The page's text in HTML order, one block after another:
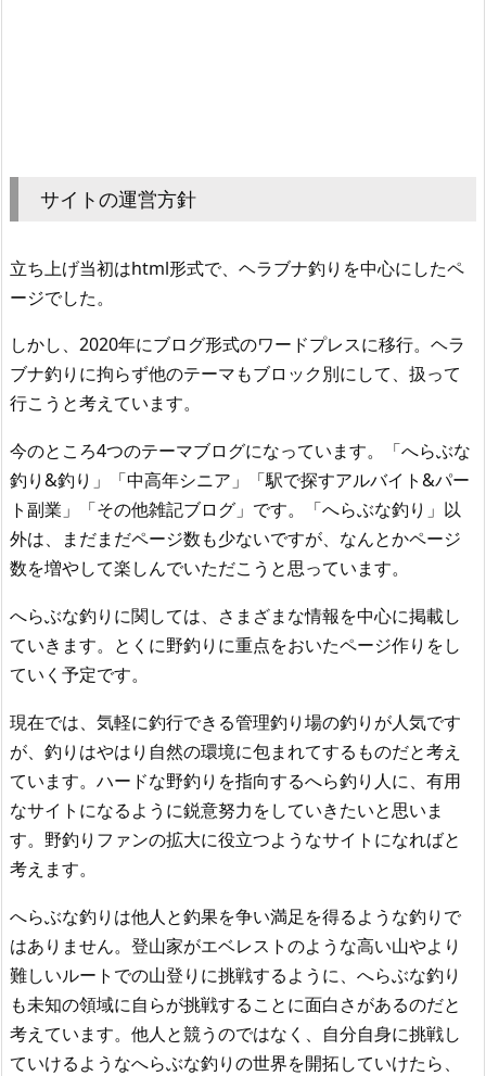
サイトの運営方針
立ち上げ当初はhtml形式で、ヘラブナ釣りを中心にしたペ
ージでした。
しかし、2020年にブログ形式のワードプレスに移行。ヘラ
ブナ釣りに拘らず他のテーマもブロック別にして、扱って
行こうと考えています。
今のところ4つのテーマブログになっています。「へらぶな
釣り&釣り」「中高年シニア」「駅で探すアルバイト&パー
ト副業」「その他雑記ブログ」です。「へらぶな釣り」以
外は、まだまだページ数も少ないですが、なんとかページ
数を増やして楽しんでいただこうと思っています。
へらぶな釣りに関しては、さまざまな情報を中心に掲載し
ていきます。とくに野釣りに重点をおいたページ作りをし
ていく予定です。
現在では、気軽に釣行できる管理釣り場の釣りが人気です
が、釣りはやはり自然の環境に包まれてするものだと考え
ています。ハードな野釣りを指向するへら釣り人に、有用
なサイトになるように鋭意努力をしていきたいと思いま
す。野釣りファンの拡大に役立つようなサイトになればと
考えます。
へらぶな釣りは他人と釣果を争い満足を得るような釣りで
はありません。登山家がエベレストのような高い山やより
難しいルートでの山登りに挑戦するように、へらぶな釣り
も未知の領域に自らが挑戦することに面白さがあるのだと
考えています。他人と競うのではなく、自分自身に挑戦し
ていけるようなへらぶな釣りの世界を開拓していけたら、